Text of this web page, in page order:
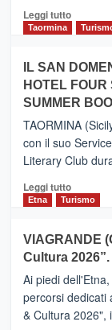
e
Zanzibar
da
Neos
Leggi tuttoLeggi
ETNEO
–
Meta
turistica
secondo
dati
di
Anche
la
nei
primi
Taormina
IL SAN
HOTEL
SUMMER
TAORMINA
con il suo
Literary Club
Leggi tuttoLeggi
di
IL
SAN
PALACE
UN
Etna Turismo
VIAGRANDE
Cultura
Ai piedi
percorsi dedicati
& Cultura 2026",